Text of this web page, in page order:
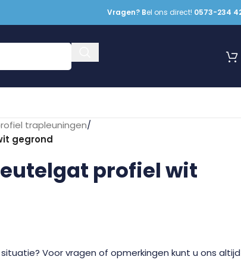
Vragen? Bel ons direct! 0573-234
trapleuningen/
gegrond
profiel wit
Voor vragen of opmerkingen kunt u ons altijd